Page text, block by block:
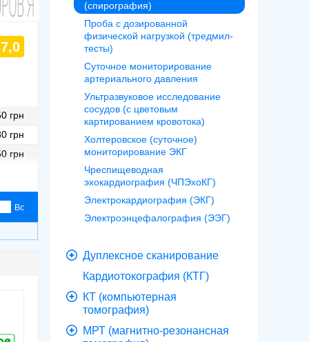
грн
грн
грн
7,0
Вс
(спирография)
Проба с дозированной
физической нагрузкой (тредмил-
тесты)
Суточное мониторирование
артериального давления
Ультразвуковое исследование
сосудов (с цветовым
картированием кровотока)
Холтеровское (суточное)
мониторирование ЭКГ
Чреспищеводная
эхокардиография (ЧПЭхоКГ)
Электрокардиография (ЭКГ)
Электроэнцефалография (ЭЭГ)
Дуплексное сканирование
Кардиотокография (КТГ)
КТ (компьютерная
томография)
МРТ (магнитно-резонансная